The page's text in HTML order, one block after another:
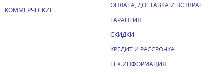
КОММЕРЧЕСКИЕ
ОПЛАТА, ДОСТАВКА И ВОЗВРАТ
ГАРАНТИЯ
СКИДКИ
КРЕДИТ И РАССРОЧКА
ТЕХ.ИНФОРМАЦИЯ